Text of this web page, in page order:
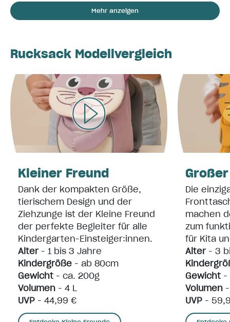
Mehr anzeigen
Rucksack Modellvergleich
Kleiner Freund
Dank der kompakten Größe,
tierischem Design und der
Ziehzunge ist der Kleine Freund
der perfekte Begleiter für alle
Kindergarten-Einsteiger:innen.
Alter- 1 bis 3 Jahre
Kindergröße - ab 80cm
Gewicht - ca. 200g
Volumen - 4 L
UVP - 44,99 €
Die
machen
zum
für Kita
Alter- 3
Gewicht -
Volumen
UVP -